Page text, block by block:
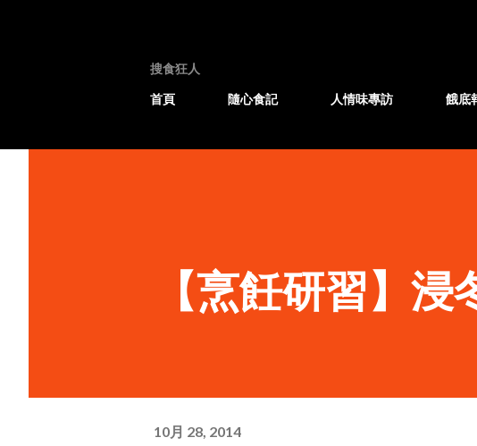
搜食狂人
首頁
隨心食記 人情味專訪 餓底
【烹飪研習】
10月 28, 2014